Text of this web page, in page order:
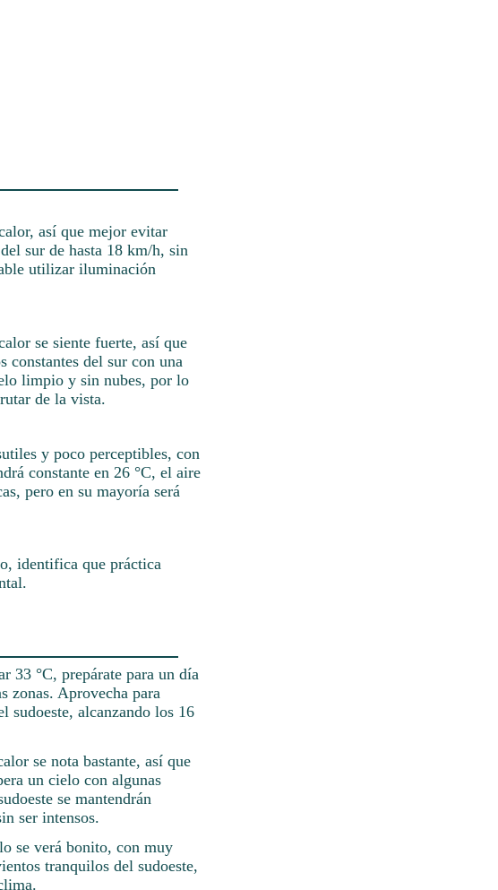
así que mejor evitar
sur de hasta 18 km/h, sin
utilizar iluminación
se siente fuerte, así que
constantes del sur con una
limpio y sin nubes, por lo
de la vista.
y poco perceptibles, con
constante en 26 °C, el aire
pero en su mayoría será
identifica que práctica
33 °C, prepárate para un día
zonas. Aprovecha para
sudoeste, alcanzando los 16
se nota bastante, así que
un cielo con algunas
se mantendrán
ser intensos.
se verá bonito, con muy
tranquilos del sudoeste,